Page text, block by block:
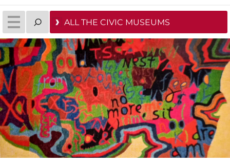
ALL THE CIVIC MUSEUMS